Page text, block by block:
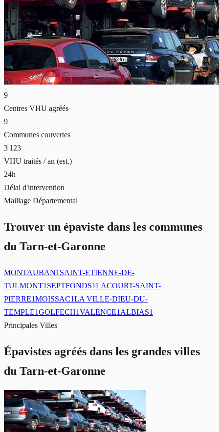
9
Centres VHU agréés
9
Communes couvertes
3 123
VHU traités / an (est.)
24h
Délai d'intervention
Maillage Départemental
Trouver un épaviste dans les communes
du Tarn-et-Garonne
MONTAUBAN1 SAINT-ETIENNE-DE-
TULMONT1 SEPTFONDS1LACOURT-SAINT-
PIERRE1MOISSAC1LA VILLE-DIEU-DU-
TEMPLE1GOLFECH1VALENCE1 ALBIAS1
Principales Villes
Épavistes agréés dans les grandes villes
du Tarn-et-Garonne